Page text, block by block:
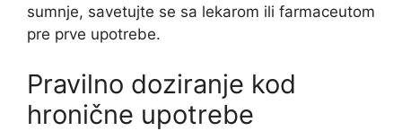
sumnje, savetujte se sa lekarom ili farmaceutom
pre prve upotrebe.
Pravilno doziranje kod
hronične upotrebe